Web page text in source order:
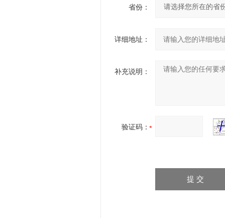
省份：
详细地址：
补充说明：
验证码：